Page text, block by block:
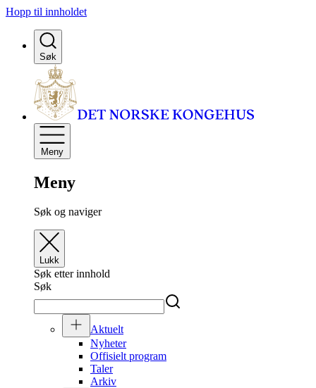
Hopp til innholdet
Søk
Meny
Meny
Søk og naviger
Lukk
Søk etter innhold
Søk
Aktuelt
Nyheter
Offisielt program
Taler
Arkiv